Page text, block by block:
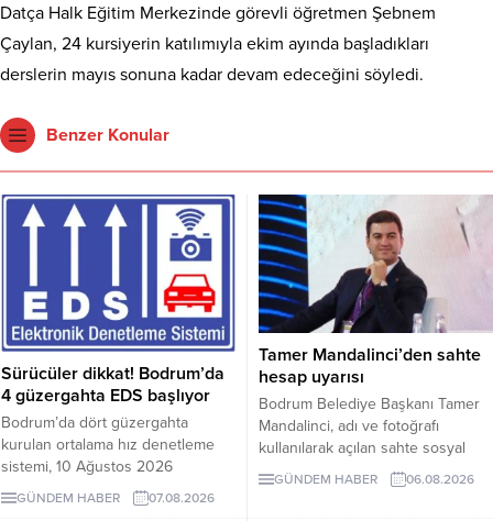
Datça Halk Eğitim Merkezinde görevli öğretmen Şebnem
Çaylan, 24 kursiyerin katılımıyla ekim ayında başladıkları
derslerin mayıs sonuna kadar devam edeceğini söyledi.
Benzer Konular
Sürücüler dikkat! Bodrum’da
4 güzergahta EDS başlıyor
Bodrum’da dört güzergahta
kurulan ortalama hız denetleme
sistemi, 10 Ağustos 2026
Pazartesi günü devreye girecek.
İşte EDS uygulanacak yollar.
GÜNDEM HABER 07.08.2026
Tamer Mandalinci’den sahte
hesap uyarısı
Bodrum Belediye Başkanı Tamer
Mandalinci, adı ve fotoğrafı
kullanılarak açılan sahte sosyal
medya hesaplarına karşı uyarıda
bulundu. Mandalinci, tek resmî
GÜNDEM HABER 06.08.2026